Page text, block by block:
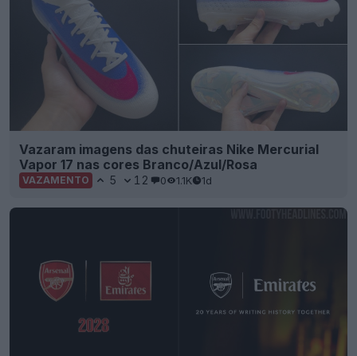
Vazaram imagens das chuteiras Nike Mercurial
Vapor 17 nas cores Branco/Azul/Rosa
VAZAMENTO 5 12 0 1.1K 1d